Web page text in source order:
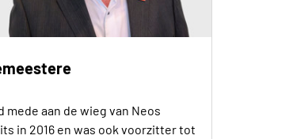
mede aan de wieg van Neos
in 2016 en was ook voorzitter tot